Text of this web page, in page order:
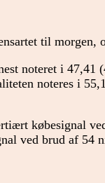
til morgen,
noteret i 47,41
noteres i
købesignal
ved brud af 54